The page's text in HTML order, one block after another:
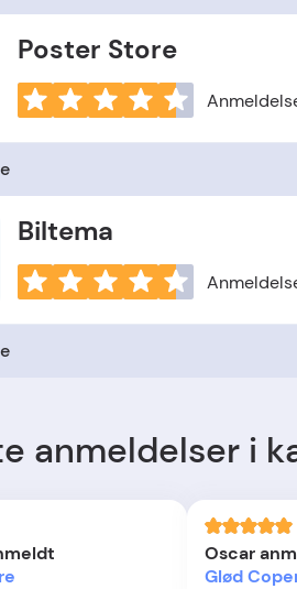
Poster Store
Biltema
anmeldelser i
Oscar
Glød